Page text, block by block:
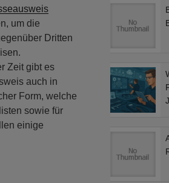
um die
Dritten
Zeit gibt es
auch in
Form, welche
sowie für
einige